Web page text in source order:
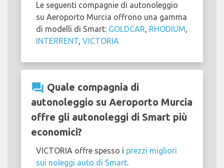
Le seguenti compagnie di autonoleggio
su Aeroporto Murcia offrono una gamma
di modelli di Smart: GOLDCAR, RHODIUM,
INTERRENT, VICTORIA
question_answer Quale compagnia di
autonoleggio su Aeroporto Murcia
offre gli autonoleggi di Smart più
economici?
VICTORIA offre spesso i prezzi migliori
sui noleggi auto di Smart.